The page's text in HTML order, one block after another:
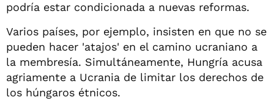
podría estar condicionada a nuevas reformas.
Varios países, por ejemplo, insisten en que no se
pueden hacer 'atajos' en el camino ucraniano a
la membresía. Simultáneamente, Hungría acusa
agriamente a Ucrania de limitar los derechos de
los húngaros étnicos.